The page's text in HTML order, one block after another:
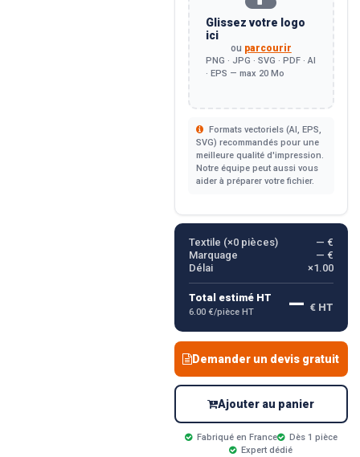
Glissez votre logo
ici
ou parcourir
PNG · JPG · SVG · PDF · AI
· EPS — max 20 Mo
Formats vectoriels (AI, EPS,
SVG) recommandés pour une
meilleure qualité d'impression.
Notre équipe peut aussi vous
aider à préparer votre fichier.
Textile (×0pièces)
— €
Marquage
— €
Délai
×1.00
Total estimé HT
6.00 €/pièce HT — € HT
Demander un devis gratuit
Ajouter au panier
Fabriqué en France
Dès 1 pièce
Expert dédié